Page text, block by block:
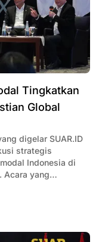
Tingkatkan
Global
digelar SUAR.ID
strategis
Indonesia di
Acara yang
tokoh penting dari